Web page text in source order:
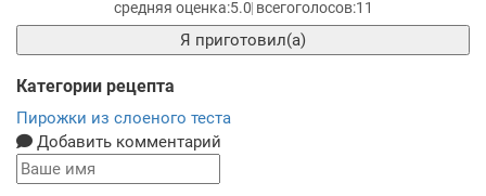
5.0 11
Я приготовил(а)
Категории рецепта
Пирожки из слоеного теста
Добавить комментарий